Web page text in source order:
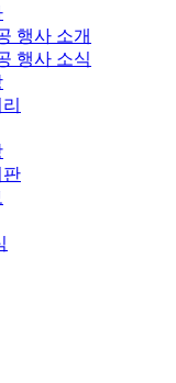
행사 소개
행사 소식
판